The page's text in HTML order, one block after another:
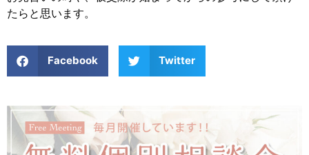
たらと思います。
Facebook Twitter